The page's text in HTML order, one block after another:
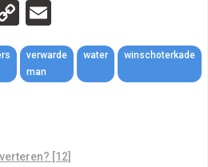
Copy
Link
verwarde
man
water winschoterkade
[12]